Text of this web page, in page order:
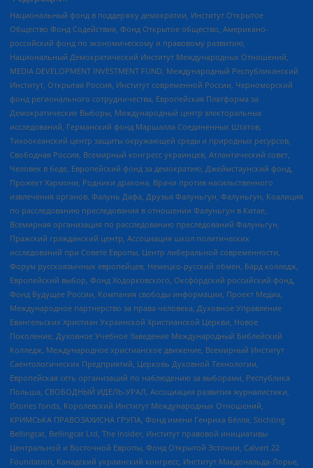
Национальный фонд в поддержку демократии, Институт Открытое
Общество Фонд Содействия, Фонд Открытое общество, Американо-
российский фонд по экономическому и правовому развитию,
Национальный Демократический Институт Международных Отношений,
MEDIA DEVELOPMENT INVESTMENT FUND, Международный Республиканский
Институт, Открытая Россия, Институт современной России, Черноморский
фонд регионального сотрудничества, Европейская Платформа за
Демократические Выборы, Международный центр электоральных
исследований, Германский фонд Маршалла Соединенных Штатов,
Тихоокеанский центр защиты окружающей среды и природных ресурсов,
Свободная Россия, Всемирный конгресс украинцев, Атлантический совет,
Человек в беде, Европейский фонд за демократию, Джеймстаунский фонд,
Прожект Хармони, Родники дракона, Врачи против насильственного
извлечения органов, Фалунь Дафа, Друзья Фалуньгун, Фалуньгун, Коалиция
по расследованию преследования в отношении Фалуньгун в Китае,
Всемирная организация по расследованию преследований Фалуньгун,
Пражский гражданский центр, Ассоциация школ политических
исследований при Совете Европы, Центр либеральной современности,
Форум русскоязычных европейцев, Немецко-русский обмен, Бард колледж,
Европейский выбор, Фонд Ходорковского, Оксфордский российский фонд,
Фонд Будущее России, Компания свободы информации, Проект Медиа,
Международное партнерство за права человека, Духовное Управление
Евангельских Христиан Украинской Христианской Церкви, Новое
Поколение, Духовное Учебное Заведение Международный Библейский
Колледж, Международное христианское движение, Всемирный Институт
Саентологических Предприятий, Церковь Духовной Технологии,
Европейская сеть организаций по наблюдению за выборами, Республика
Польша, СВОБОДНЫЙ ИДЕЛЬ-УРАЛ, Ассоциация развития журналистики,
IStories fonds, Королевский Институт Международных Отношений,
КРИМСЬКА ПРАВОЗАХИСНА ГРУПА, Фонд имени Генриха Бёлля, Stichting
Bellingcat, Bellingcat Ltd, The Insider, Институт правовой инициативы
Центральной и Восточной Европы, Фонд Открытой Эстонии, Calvert 22
Foundation, Канадский украинский конгресс, Институт Макдональда-Лорье,